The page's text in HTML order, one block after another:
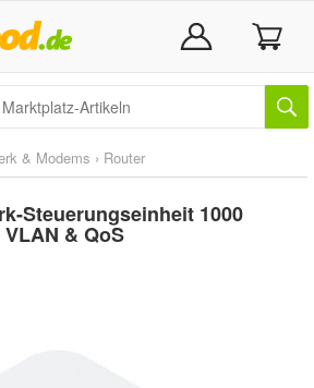
& Modems › Router
Steuerungseinheit 1000
& QoS